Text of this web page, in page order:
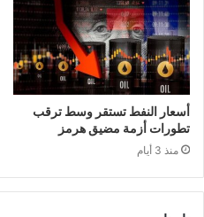
أسعار النفط تستقر وسط ترقب
تطورات أزمة مضيق هرمز
منذ 3 أيام